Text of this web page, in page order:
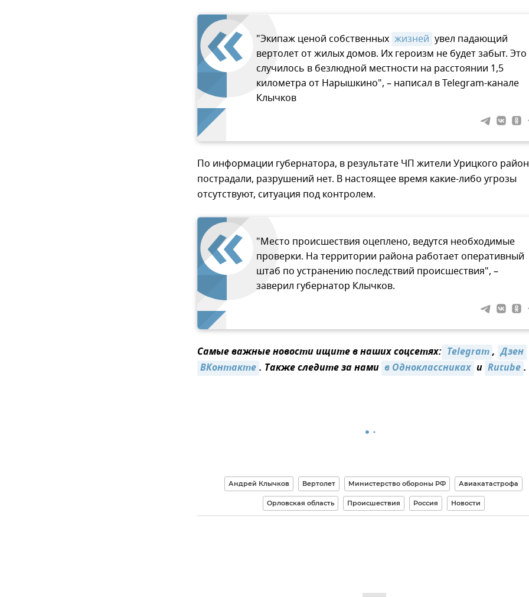
"Экипаж ценой собственных жизней увел падающий
вертолет от жилых домов. Их героизм не будет забыт. Это
случилось в безлюдной местности на расстоянии 1,5
километра от Нарышкино", – написал в Telegram-канале
Клычков
По информации губернатора, в результате ЧП жители Урицкого
пострадали, разрушений нет. В настоящее время какие-либо угрозы
отсутствуют, ситуация под контролем.
"Место происшествия оцеплено, ведутся необходимые
проверки. На территории района работает оперативный
штаб по устранению последствий происшествия", –
заверил губернатор Клычков.
Самые важные новости ищите в наших соцсетях: Telegram, Дзен
ВКонтакте. Также следите за нами в Одноклассниках и Rutube.
Андрей Клычков Вертолет Министерство обороны РФ Авиакатастрофа
Орловская область Происшествия Россия Новости